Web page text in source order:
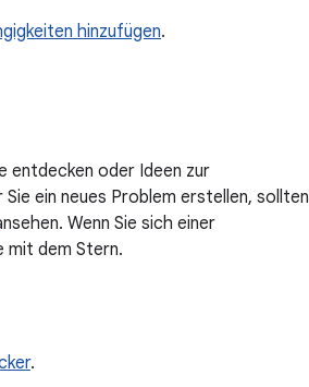
hinzufügen.
entdecken oder Ideen zur
ein neues Problem erstellen, sollten
Wenn Sie sich einer
mit dem Stern.
.